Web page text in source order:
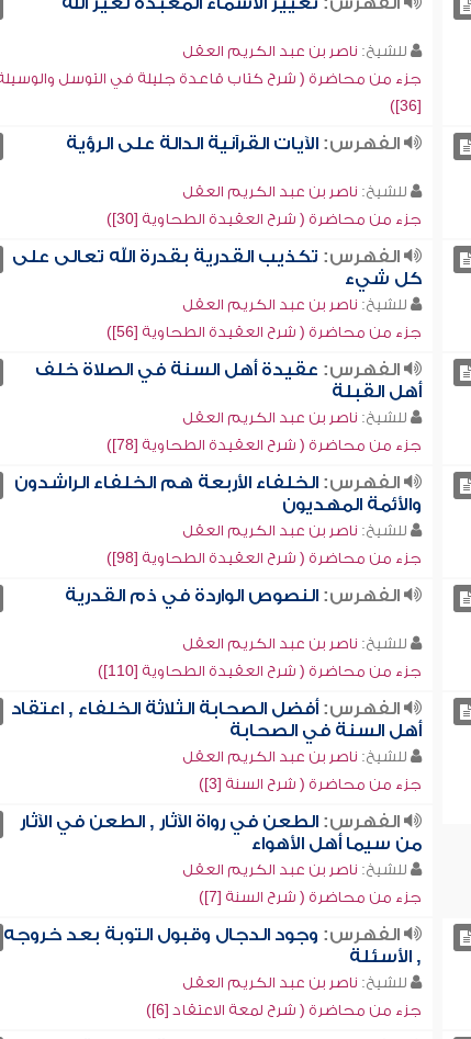
للشيخ: ناصر بن عبد الكريم العقل
جزء من محاضرة ( شرح كتاب قاعدة جليلة في التوسل
[36])
الفهرس: الآيات القرآنية الدالة على الرؤية
للشيخ: ناصر بن عبد الكريم العقل
جزء من محاضرة ( شرح العقيدة الطحاوية [30])
الفهرس: تكذيب القدرية بقدرة الله تعالى على
كل شيء
للشيخ: ناصر بن عبد الكريم العقل
جزء من محاضرة ( شرح العقيدة الطحاوية [56])
الفهرس: عقيدة أهل السنة في الصلاة خلف
أهل القبلة
للشيخ: ناصر بن عبد الكريم العقل
جزء من محاضرة ( شرح العقيدة الطحاوية [78])
الفهرس: الخلفاء الأربعة هم الخلفاء الراشدون
والأئمة المهديون
للشيخ: ناصر بن عبد الكريم العقل
جزء من محاضرة ( شرح العقيدة الطحاوية [98])
الفهرس: النصوص الواردة في ذم القدرية
للشيخ: ناصر بن عبد الكريم العقل
جزء من محاضرة ( شرح العقيدة الطحاوية [110])
الفهرس: أفضل الصحابة الثلاثة الخلفاء , اعتقاد
أهل السنة في الصحابة
للشيخ: ناصر بن عبد الكريم العقل
جزء من محاضرة ( شرح السنة [3])
الفهرس: الطعن في رواة الآثار , الطعن في الآثار
من سيما أهل الأهواء
للشيخ: ناصر بن عبد الكريم العقل
جزء من محاضرة ( شرح السنة [7])
الفهرس: وجود الدجال وقبول التوبة بعد خروجه
, الأسئلة
للشيخ: ناصر بن عبد الكريم العقل
جزء من محاضرة ( شرح لمعة الاعتقاد [6])